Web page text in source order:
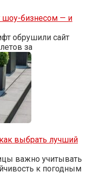
шоу-бизнесом — и
обрушили сайт
за
выбрать лучший
важно учитывать
к погодным